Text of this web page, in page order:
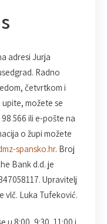
adresi Jurja
Radno
četvrtkom i
upite, možete se
566 ili e-pošte na
o župi možete
spansko.hr. Broj
Bank d.d. je
Upravitelj
vlč. Luka Tufeković.